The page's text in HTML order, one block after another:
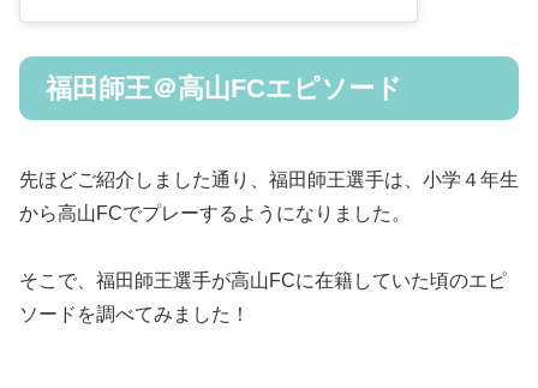
福田師王＠高山FCエピソード
先ほどご紹介しました通り、福田師王選手は、小学４年生
から高山FCでプレーするようになりました。
そこで、福田師王選手が高山FCに在籍していた頃のエピ
ソードを調べてみました！